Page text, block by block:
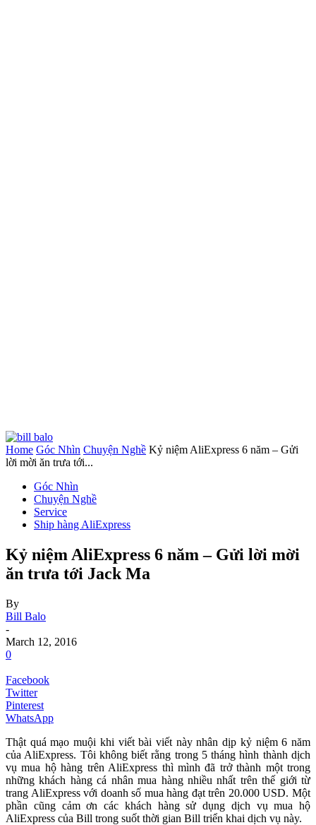
Home Góc Nhìn Chuyện Nghề Kỷ niệm AliExpress 6 năm – Gửi
lời mời ăn trưa tới...
Góc Nhìn
Chuyện Nghề
Service
Ship hàng AliExpress
Kỷ niệm AliExpress 6 năm – Gửi lời mời
ăn trưa tới Jack Ma
By
Bill Balo
-
March 12, 2016
0
Facebook
Twitter
Pinterest
WhatsApp
Thật quá mạo muội khi viết bài viết này nhân dịp kỷ niệm 6 năm
của AliExpress. Tôi không biết rằng trong 5 tháng hình thành dịch
vụ mua hộ hàng trên AliExpress thì mình đã trở thành một trong
những khách hàng cá nhân mua hàng nhiều nhất trên thế giới từ
trang AliExpress với doanh số mua hàng đạt trên 20.000 USD. Một
phần cũng cảm ơn các khách hàng sử dụng dịch vụ mua hộ
AliExpress của Bill trong suốt thời gian Bill triển khai dịch vụ này.